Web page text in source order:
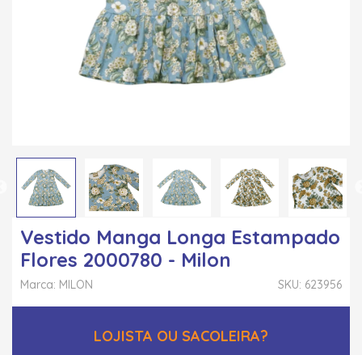
Vestido Manga Longa Estampado
Flores 2000780 - Milon
SKU: 623956
Marca: MILON
LOJISTA OU SACOLEIRA?